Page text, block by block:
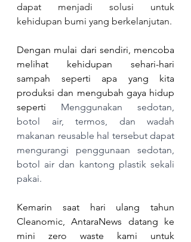
dapat menjadi solusi untuk
kehidupan bumi yang berkelanjutan.
Dengan mulai dari sendiri, mencoba
melihat kehidupan sehari-hari
sampah seperti apa yang kita
produksi dan mengubah gaya hidup
seperti Menggunakan sedotan,
botol air, termos, dan wadah
makanan reusable hal tersebut dapat
mengurangi penggunaan sedotan,
botol air dan kantong plastik sekali
pakai.
Kemarin saat hari ulang tahun
Cleanomic, AntaraNews datang ke
mini zero waste kami untuk